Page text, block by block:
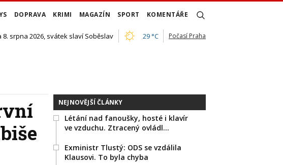
DOPRAVA KRIMI MAGAZÍN SPORT KOMENTÁŘE
8. srpna 2026, svátek slaví Soběslav 29 °C Počasí Praha
NEJNOVĚJŠÍ ČLÁNKY
Létání nad fanoušky, hosté i klavír
ve vzduchu. Ztracený ovládl…
Exministr Tlustý: ODS se vzdálila
Klausovi. To byla chyba